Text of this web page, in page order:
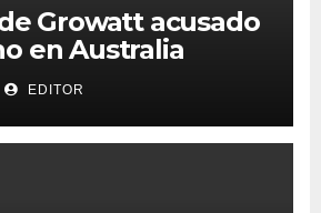
Growatt acusado
en Australia
EDITOR